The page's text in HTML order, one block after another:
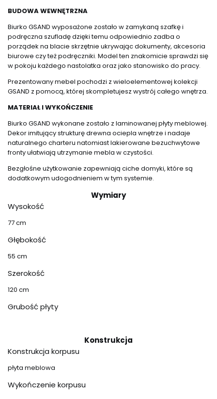
BUDOWA WEWNĘTRZNA
Biurko GSAND wyposażone zostało w zamykaną szafkę i
podręczna szufladę dzięki temu odpowiednio zadba o
porządek na blacie skrzętnie ukrywając dokumenty, akcesoria
biurowe czy też podręczniki. Model ten znakomicie sprawdzi się
w pokoju każdego nastolatka oraz jako stanowisko do pracy.
Prezentowany mebel pochodzi z wieloelementowej kolekcji
GSAND z pomocą, której skompletujesz wystrój całego wnętrza.
MATERIAŁ I WYKOŃCZENIE
Biurko GSAND wykonane zostało z laminowanej płyty meblowej.
Dekor imitujący strukturę drewna ociepla wnętrze i nadaje
naturalnego charteru natomiast lakierowane bezuchwytowe
fronty ułatwiają utrzymanie mebla w czystości.
Bezgłośne użytkowanie zapewniają ciche domyki, które są
dodatkowym udogodnieniem w tym systemie.
Wymiary
Wysokość
77 cm
Głębokość
55 cm
Szerokość
120 cm
Grubość płyty
Konstrukcja
Konstrukcja korpusu
płyta meblowa
Wykończenie korpusu